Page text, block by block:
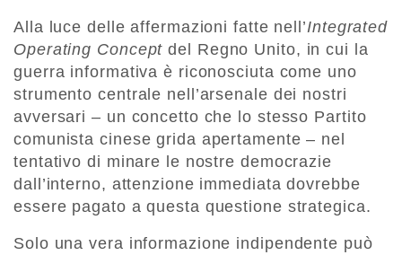
Alla luce delle affermazioni fatte nell’Integrated
Operating Conceptdel Regno Unito, in cui la
guerra informativa è riconosciuta come uno
strumento centrale nell’arsenale dei nostri
avversari – un concetto che lo stesso Partito
comunista cinese grida apertamente – nel
tentativo di minare le nostre democrazie
dall’interno, attenzione immediata dovrebbe
essere pagato a questa questione strategica.
Solo una vera informazione indipendente può